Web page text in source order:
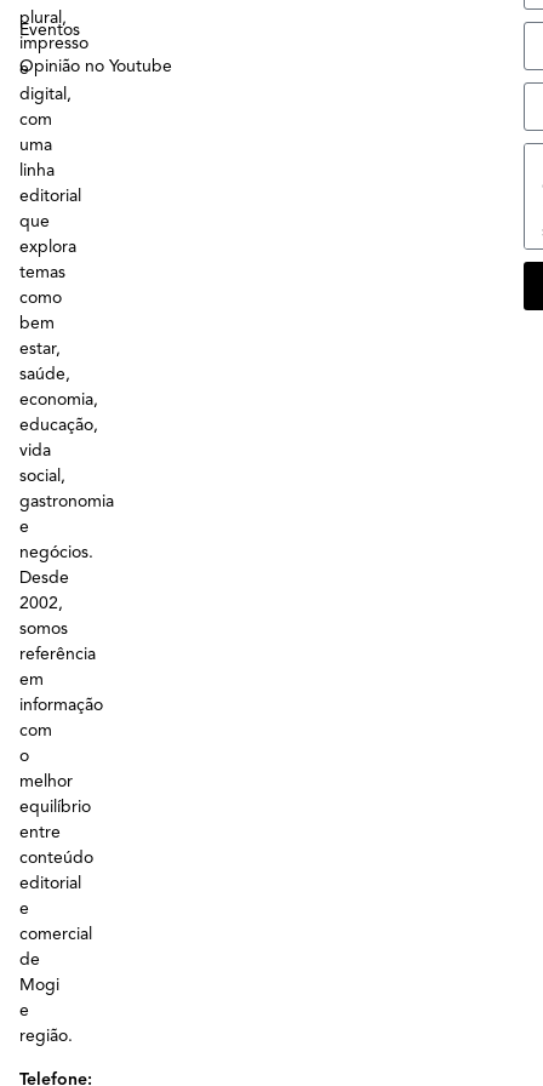
plural,
impresso
e
digital,
com
uma
linha
editorial
que
explora
temas
como
bem
estar,
saúde,
economia,
educação,
vida
social,
gastronomia
e
negócios.
Desde
2002,
somos
referência
em
informação
com
o
melhor
equilíbrio
entre
conteúdo
editorial
e
comercial
de
Mogi
e
região.
Telefone:
Eventos
Opinião no Youtube